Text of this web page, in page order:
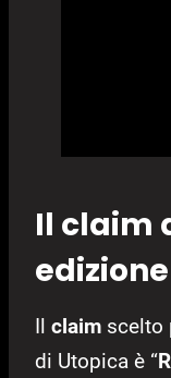
Il claim
edizione
Il claim scelto
di Utopica è “